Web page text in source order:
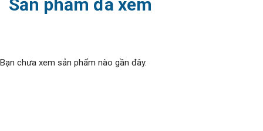
Sản phẩm đã xem
Bạn chưa xem sản phẩm nào gần đây.